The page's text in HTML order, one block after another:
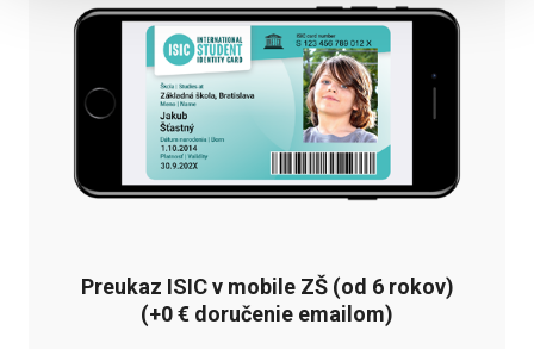
Preukaz ISIC v mobile ZŠ (od 6 rokov)
(+0 € doručenie emailom)